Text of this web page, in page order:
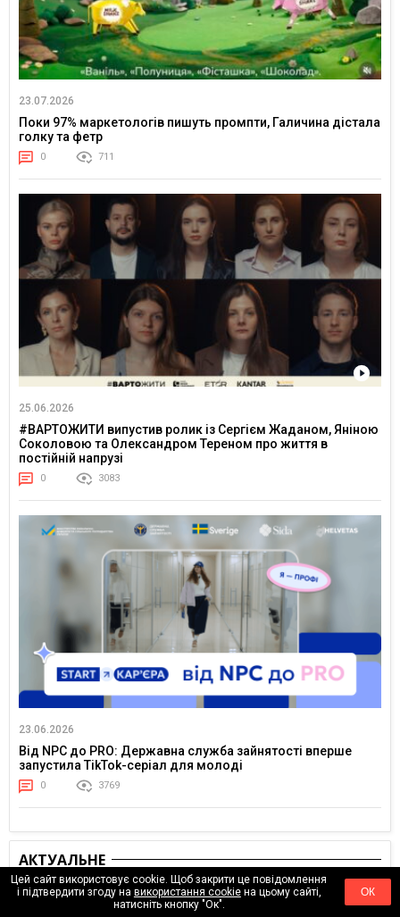
23.07.2026
Поки 97% маркетологів пишуть промпти, Галичина дістала
голку та фетр
0 711
25.06.2026
#ВАРТОЖИТИ випустив ролик із Сергієм Жаданом, Яніною
Соколовою та Олександром Тереном про життя в
постійній напрузі
0 3083
23.06.2026
Від NPC до PRO: Державна служба зайнятості вперше
запустила TikTok-серіал для молоді
0 3769
АКТУАЛЬНЕ
Цей сайт використовує cookie. Щоб закрити це повідомлення
і підтвердити згоду на використання cookieна цьому сайті,
натисніть кнопку "Ок".
ОК